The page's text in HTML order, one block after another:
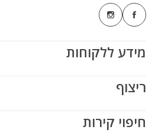
מידע ללקוחות
ריצוף
חיפוי קירות